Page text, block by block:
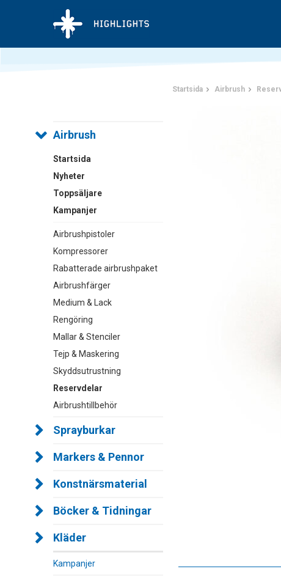
Airbrush
Startsida
Nyheter
Toppsäljare
Kampanjer
Airbrushpistoler
Kompressorer
Rabatterade airbrushpaket
Airbrushfärger
Medium & Lack
Rengöring
Mallar & Stenciler
Tejp & Maskering
Skyddsutrustning
Reservdelar
Airbrushtillbehör
Sprayburkar
Markers & Pennor
Konstnärsmaterial
Böcker & Tidningar
Kläder
Kampanjer
Startsida Airbrush